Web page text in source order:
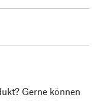
Gerne können